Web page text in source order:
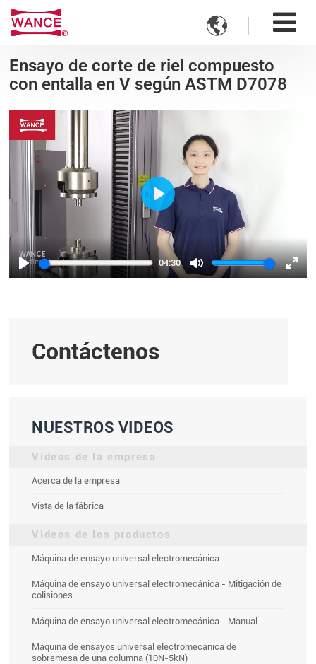

Ensayo de corte de riel compuesto
con entalla en V según ASTM D7078
Play
04:30
Mute
Enter
Play
Contáctenos
NUESTROS VIDEOS
Videos de la empresa
Acerca de la empresa
Vista de la fábrica
Videos de los productos
Máquina de ensayo universal electromecánica
Máquina de ensayo universal electromecánica - Mitigación de
colisiones
Máquina de ensayo universal electromecánica - Manual
Máquina de ensayos universal electromecánica de
sobremesa de una columna (10N-5kN)